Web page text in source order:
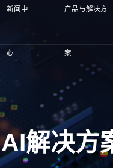
新闻中
心
产品与解决方
案
AI解决方